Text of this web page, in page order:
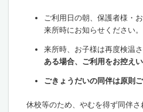
ご利用日の朝、保護者様・
来所時にお知らせください。
来所時、お子様は再度検温さ
ある場合、ご利用をお控えい
ごきょうだいの同伴は原則
休校等のため、やむを得ず同伴